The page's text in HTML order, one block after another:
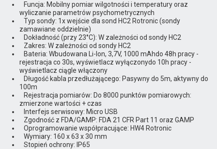
Funcja: Mobilny pomiar wilgotności i temperatury oraz
wyliczanie parametrów psychometrycznych
Typ sondy: 1x wejście dla sond HC2 Rotronic (sondy
zamawiane oddzielnie)
Dokładność (przy 23°C): W zależności od sondy HC2
Zakres: W zależności od sondy HC2
Bateria: Wbudowana Li-Ion, 3,7V, 1000 mAhdo 48h pracy -
rejestracja co 30s, wyświetlacz wyłączonydo 10h pracy -
wyświetlacz ciągle włączony
Długość kabla przedłużającego: Pasywny do 5m, aktywny do
100m
Rejestracja pomiarów: Do 8000 punktów pomiarowych:
zmierzone wartości + czas
Interfejs serwisowy: Micro USB
Zgodność z FDA/GAMP: FDA 21 CFR Part 11 oraz GAMP
Oprogramowanie współpracujące: HW4 Rotronic
Wymiary: 160 x 63 x 30 mm
Stopień ochrony: IP65